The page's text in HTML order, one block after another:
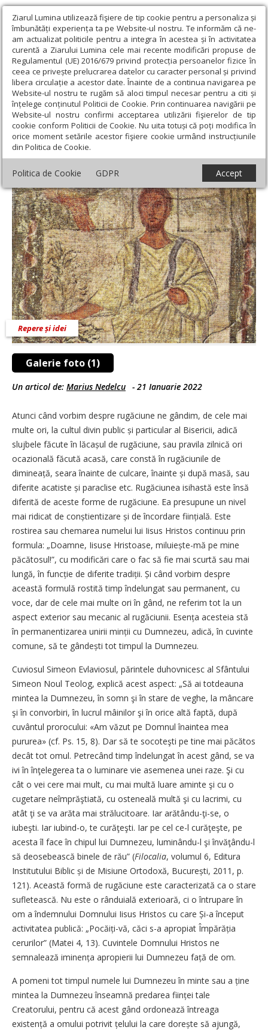
Ziarul Lumina utilizează fişiere de tip cookie pentru a personaliza și
îmbunătăți experiența ta pe Website-ul nostru. Te informăm că ne-
am actualizat politicile pentru a integra în acestea și în activitatea
curentă a Ziarului Lumina cele mai recente modificări propuse de
Regulamentul (UE) 2016/679 privind protecția persoanelor fizice în
ceea ce privește prelucrarea datelor cu caracter personal și privind
libera circulație a acestor date. Înainte de a continua navigarea pe
Website-ul nostru te rugăm să aloci timpul necesar pentru a citi și
înțelege conținutul Politicii de Cookie. Prin continuarea navigării pe
Website-ul nostru confirmi acceptarea utilizării fişierelor de tip
cookie conform Politicii de Cookie. Nu uita totuși că poți modifica în
orice moment setările acestor fişiere cookie urmând instrucțiunile
din Politica de Cookie.
Politica de Cookie GDPR Accept
Ziarul Lumina › Opinii › Repere și idei › Înțelegerea deplină
aduce multă consolare omului smerit
Înțelegerea deplină aduce multă consolare
omului smerit
Galerie foto (1)
Repere și idei
Un articol de: Marius Nedelcu - 21 Ianuarie 2022
Atunci când vorbim despre rugăciune ne gândim, de cele mai
multe ori, la cultul divin public și particular al Bisericii, adică
slujbele făcute în lăcașul de rugăciune, sau pravila zilnică ori
ocazională făcută acasă, care constă în rugăciunile de
dimineață, seara înainte de culcare, înainte și după masă, sau
diferite acatiste și paraclise etc. Rugăciunea isihastă este însă
diferită de aceste forme de rugăciune. Ea presupune un nivel
mai ridicat de conștientizare și de încordare ființială. Este
rostirea sau chemarea numelui lui Iisus Hristos continuu prin
formula: „Doamne, Iisuse Hristoase, miluiește-mă pe mine
păcătosul!”, cu modificări care o fac să fie mai scurtă sau mai
lungă, în funcție de diferite tradiții. Și când vorbim despre
această formulă rostită timp îndelungat sau permanent, cu
voce, dar de cele mai multe ori în gând, ne referim tot la un
aspect exterior sau mecanic al rugăciunii. Esența acesteia stă
în permanentizarea unirii minții cu Dumnezeu, adică, în cuvinte
comune, să te gândești tot timpul la Dumnezeu.
Cuviosul Simeon Evlaviosul, părintele duhovnicesc al Sfântului
Simeon Noul Teolog, explică acest aspect: „Să ai totdeauna
mintea la Dumnezeu, în somn şi în stare de veghe, la mâncare
şi în convorbiri, în lucrul mâinilor şi în orice altă faptă, după
cuvântul prorocului: «Am văzut pe Domnul înaintea mea
pururea» (cf. Ps. 15, 8). Dar să te socoteşti pe tine mai păcătos
decât tot omul. Petrecând timp îndelungat în acest gând, se va
ivi în înţelegerea ta o luminare vie asemenea unei raze. Şi cu
cât o vei cere mai mult, cu mai multă luare aminte şi cu o
cugetare neîmprăştiată, cu osteneală multă şi cu lacrimi, cu
atât ţi se va arăta mai strălucitoare. Iar arătându-ţi-se, o
iubeşti. Iar iubind-o, te curăţeşti. Iar pe cel ce-l curăţeşte, pe
acesta îl face în chipul lui Dumnezeu, luminându-l şi învăţându-l
să deosebească binele de rău” (Filocalia, volumul 6, Editura
Institutului Biblic și de Misiune Ortodoxă, București, 2011, p.
121). Această formă de rugăciune este caracterizată ca o stare
sufletească. Nu este o rânduială exterioară, ci o întrupare în
om a îndemnului Domnului Iisus Hristos cu care Și-a început
activitatea publică: „Pocăiți-vă, căci s-a apropiat Împărăția
cerurilor” (Matei 4, 13). Cuvintele Domnului Hristos ne
semnalează iminența apropierii lui Dumnezeu față de om.
A pomeni tot timpul numele lui Dumnezeu în minte sau a ține
mintea la Dumnezeu înseamnă predarea ființei tale
Creatorului, pentru că acest gând ordonează întreaga
existență a omului potrivit țelului la care dorește să ajungă,